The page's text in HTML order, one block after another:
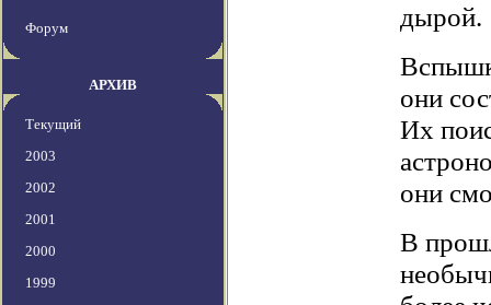
Форум
АРХИВ
Текущий
2003
2002
2001
2000
1999
дырой.
они
Их
они
В